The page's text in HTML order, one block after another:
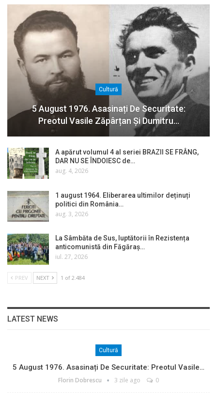
Cultură
5 August 1976. Asasinați De Securitate:
Preotul Vasile Zăpârțan Și Dumitru…
A apărut volumul 4 al seriei BRAZII SE FRÂNG,
DAR NU SE ÎNDOIESC de…
aug. 4, 2026
1 august 1964. Eliberarea ultimilor deținuți
politici din România…
aug. 3, 2026
La Sâmbăta de Sus, luptătorii în Rezistența
anticomunistă din Făgăraș…
iul. 27, 2026
PREV NEXT 1 of 2.484
LATEST NEWS
Cultură
5 August 1976. Asasinați De Securitate: Preotul Vasile…
Florin Dobrescu 3 zile ago 0